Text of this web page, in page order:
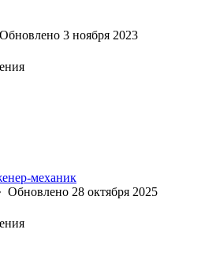
Обновлено 3 ноября 2023
механик
Обновлено 28 октября 2025